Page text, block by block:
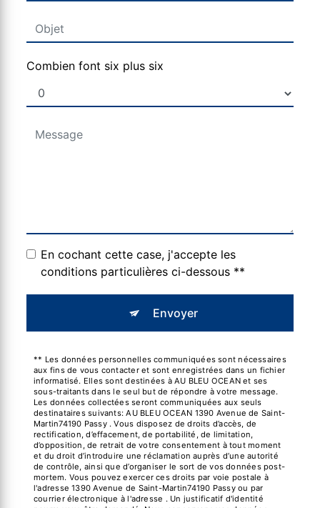
Combien font six plus six
En cochant cette case, j'accepte les
conditions particulières ci-dessous **
Envoyer
** Les données personnelles communiquées sont nécessaires
aux fins de vous contacter et sont enregistrées dans un fichier
informatisé. Elles sont destinées à AU BLEU OCEAN et ses
sous-traitants dans le seul but de répondre à votre message.
Les données collectées seront communiquées aux seuls
destinataires suivants: AU BLEU OCEAN 1390 Avenue de Saint-
Martin74190 Passy . Vous disposez de droits d’accès, de
rectification, d’effacement, de portabilité, de limitation,
d’opposition, de retrait de votre consentement à tout moment
et du droit d’introduire une réclamation auprès d’une autorité
de contrôle, ainsi que d’organiser le sort de vos données post-
mortem. Vous pouvez exercer ces droits par voie postale à
l'adresse 1390 Avenue de Saint-Martin74190 Passy ou par
courrier électronique à l'adresse . Un justificatif d'identité